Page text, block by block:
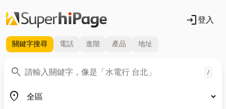
login登入
關鍵字搜尋 電話 進階 產品 地址
search
關鍵字 /
place
地區